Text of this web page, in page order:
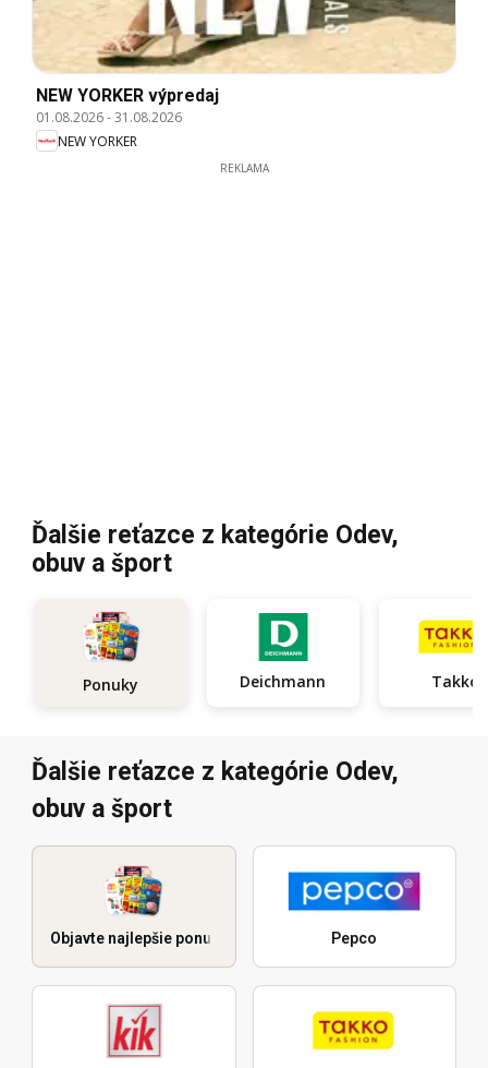
NEW YORKER výpredaj
01.08.2026-31.08.2026
NEW YORKER
REKLAMA
Ďalšie reťazce z kategórie Odev,
obuv a šport
Ponuky Deichmann Takko
Ďalšie reťazce z kategórie Odev,
obuv a šport
Objavte najlepšie ponuky Pepco